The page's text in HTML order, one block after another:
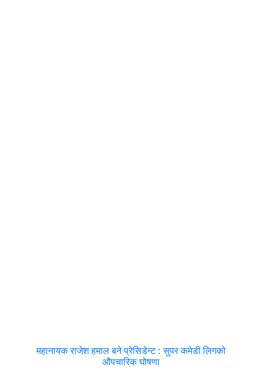
महानायक राजेश हमाल बने प्रेसिडेन्ट : सुपर कमेडी लिगको
औपचारिक घोषणा